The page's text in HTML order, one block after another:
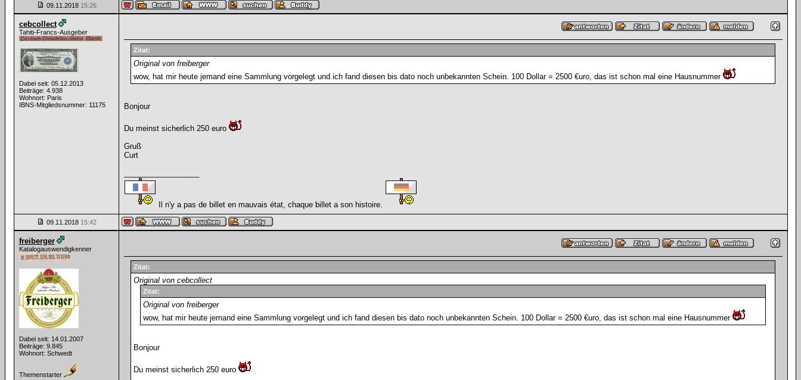
09.11.2018 15:26
cebcollect
Tahiti-Francs-Ausgeber
Dabei seit: 05.12.2013
Beiträge: 4.938
Wohnort: Paris
IBNS-Mitgliedsnummer: 11175
Zitat:
Original von freiberger
wow, hat mir heute jemand eine Sammlung vorgelegt und ich fand diesen bis dato noch unbekannten Schein. 100 Dollar = 2500 €uro, das ist schon mal eine Hausnummer
Bonjour
Du meinst sicherlich 250 euro
Gruß
Curt
Il n'y a pas de billet en mauvais état, chaque billet a son histoire.
09.11.2018 15:42
freiberger
Katalogauswendigkenner
Dabei seit: 14.01.2007
Beiträge: 9.845
Wohnort: Schwedt
Themenstarter
Zitat:
Original von cebcollect
Zitat:
Original von freiberger
wow, hat mir heute jemand eine Sammlung vorgelegt und ich fand diesen bis dato noch unbekannten Schein. 100 Dollar = 2500 €uro, das ist schon mal eine Hausnummer
Bonjour
Du meinst sicherlich 250 euro